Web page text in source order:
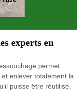
experts en
permet
enlever totalement la
puisse être réutilisé.